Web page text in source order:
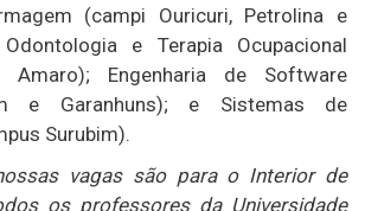
(campi Ouricuri, Petrolina e
e Terapia Ocupacional
Amaro); Engenharia de Software
e Garanhuns); e Sistemas de
Surubim).
vagas são para o Interior de
os professores da Universidade